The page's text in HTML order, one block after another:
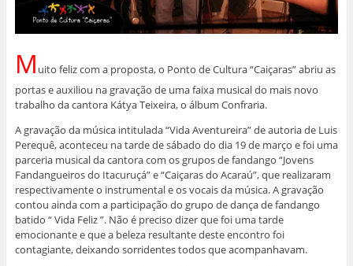
M uito feliz com a proposta, o Ponto de Cultura “Caiçaras” abriu as
portas e auxiliou na gravação de uma faixa musical do mais novo
trabalho da cantora Kátya Teixeira, o álbum Confraria.
A gravação da música intitulada “Vida Aventureira” de autoria de Luis
Perequê, aconteceu na tarde de sábado do dia 19 de março e foi uma
parceria musical da cantora com os grupos de fandango “Jovens
Fandangueiros do Itacuruçá” e “Caiçaras do Acaraú”, que realizaram
respectivamente o instrumental e os vocais da música. A gravação
contou ainda com a participação do grupo de dança de fandango
batido “ Vida Feliz ”. Não é preciso dizer que foi uma tarde
emocionante e que a beleza resultante deste encontro foi
contagiante, deixando sorridentes todos que acompanhavam.